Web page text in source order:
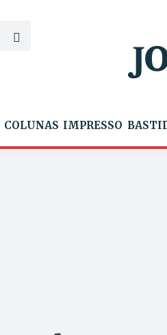
COLUNAS IMPRESSO